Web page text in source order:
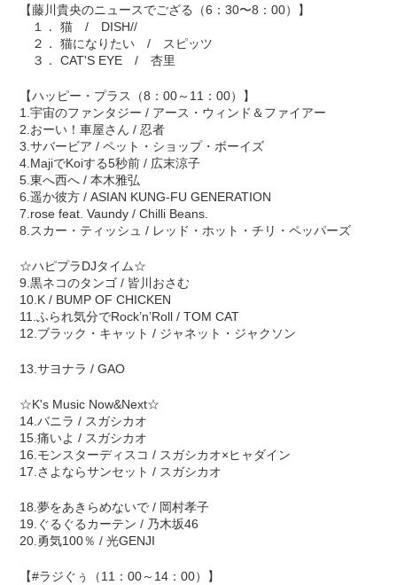
【藤川貴央のニュースでござる（6：30〜8：00）】
１． 猫 / DISH//
２． 猫になりたい / スピッツ
３． CAT'S EYE / 杏里
【ハッピー・プラス（8：00～11：00）】
1.宇宙のファンタジー / アース・ウィンド＆ファイアー
2.おーい！車屋さん / 忍者
3.サバービア / ペット・ショップ・ボーイズ
4.MajiでKoiする5秒前 / 広末涼子
5.東へ西へ / 本木雅弘
6.遥か彼方 / ASIAN KUNG-FU GENERATION
7.rose feat. Vaundy / Chilli Beans.
8.スカー・ティッシュ / レッド・ホット・チリ・ペッパーズ
☆ハピプラDJタイム☆
9.黒ネコのタンゴ / 皆川おさむ
10.K / BUMP OF CHICKEN
11.ふられ気分でRock’n’Roll / TOM CAT
12.ブラック・キャット / ジャネット・ジャクソン
13.サヨナラ / GAO
☆K's Music Now&Next☆
14.バニラ / スガシカオ
15.痛いよ / スガシカオ
16.モンスターディスコ / スガシカオ×ヒャダイン
17.さよならサンセット / スガシカオ
18.夢をあきらめないで / 岡村孝子
19.ぐるぐるカーテン / 乃木坂46
20.勇気100％ / 光GENJI
【#ラジぐぅ（11：00～14：00）】